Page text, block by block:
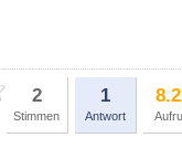
2
Stimmen
1
Antwort